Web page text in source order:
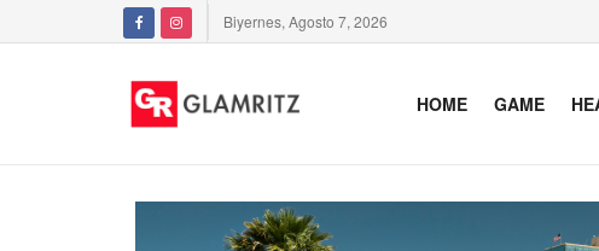
Biyernes, Agosto 7, 2026
HOME GAME